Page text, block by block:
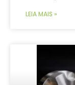
LEIA MAIS »